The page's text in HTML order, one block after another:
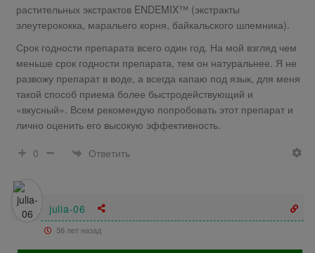
растительных экстрактов ENDEMIX™ (экстракты
элеутерококка, маральего корня, байкальского шлемника).
Срок годности препарата всего один год. На мой взгляд чем
меньше срок годности препарата, тем он натуральнее. Я не
развожу препарат в воде, а всегда капаю под язык, для меня
такой способ приема более быстродействующий и
«вкусный». Всем рекомендую попробовать этот препарат и
лично оценить его высокую эффективность.
0
Ответить
julia-06
56 лет назад